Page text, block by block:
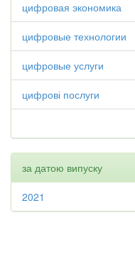
цифровая экономика
цифровые технологии
цифровые услуги
цифрові послуги
за датою випуску
2021